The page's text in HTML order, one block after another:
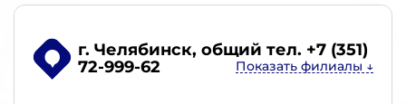
г. Челябинск, общий тел. +7 (351)
72-999-62